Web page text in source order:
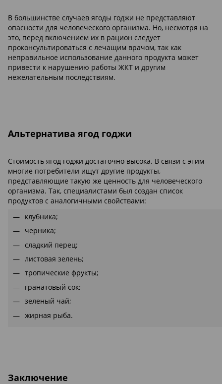
В большинстве случаев ягоды годжи не представляют
опасности для человеческого организма. Но, несмотря на
это, перед включением их в рацион следует
проконсультироваться с лечащим врачом, так как
неправильное использование данного продукта может
привести к нарушению работы ЖКТ и другим
нежелательным последствиям.
Альтернатива ягод годжи
Стоимость ягод годжи достаточно высока. В связи с этим
многие потребители ищут другие продукты,
представляющие такую же ценность для человеческого
организма. Так, специалистами был создан список
продуктов с аналогичными свойствами:
клубника;
черника;
сладкий перец;
листовая зелень;
тропические фрукты;
гранатовый сок;
зеленый чай;
жирная рыба.
Заключение